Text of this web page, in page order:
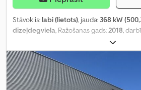
Stāvoklis: labi (lietots), jauda: 368 kW
dīzeļdegviela, Ražošanas gads:2018,
borta dators, diferenciāļa
kondicionēšana, kabīne,